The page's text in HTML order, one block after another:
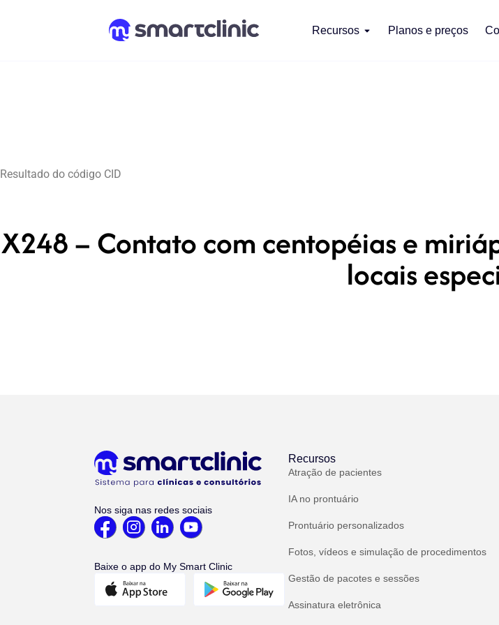
Recursos Planos e preços
Resultado do código CID
X248 – Contato com centopéias e
locais
Nos siga nas redes sociais
Baixe o app do My Smart Clinic
Recursos
Atração de pacientes
IA no prontuário
Prontuário personalizados
Fotos, vídeos e simulação de procedimentos
Gestão de pacotes e sessões
Assinatura eletrônica